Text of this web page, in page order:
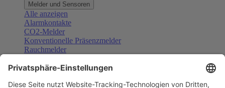
Melder und Sensoren
Alle anzeigen
Alarmkontakte
CO2-Melder
Konventionelle Präsenzmelder
Rauchmelder
Gefahrenmelder
Türsprechanlagen